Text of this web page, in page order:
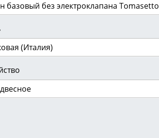
базовый без электроклапана Tomasetto
(Италия)